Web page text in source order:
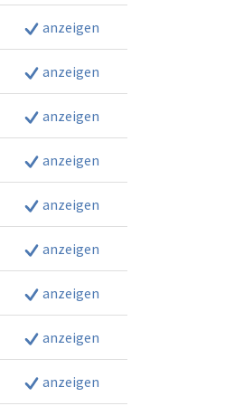
anzeigen
anzeigen
anzeigen
anzeigen
anzeigen
anzeigen
anzeigen
anzeigen
anzeigen